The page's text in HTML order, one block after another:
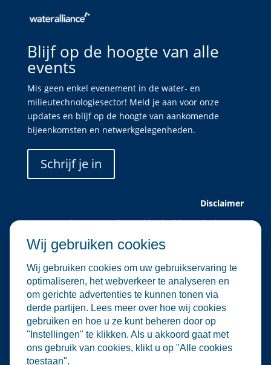
Blijf op de hoogte van alle
events
Mis geen enkel evenement in de water- en
milieutechnologiesector! Meld je aan voor onze
updates en blijf op de hoogte van aankomende
bijeenkomsten en netwerkgelegenheden.
Schrijf je in
Disclaimer
Deze website is uitsluitend bedoeld voor leden van
Water Alliance biedt dit platform aan om relevante
evenementen in de water- en
milieutechnologiesector te verzamelen en onder de
aandacht te brengen. Hoewel wij zorgvuldig omgaan
met de selectie en plaatsing van evenementen, zijn
wij niet verantwoordelijk voor de organisatie of
inhoud van externe evenementen.
De informatie op deze website is informatief van
aard. Er kunnen geen rechten worden ontleend aan
Wij gebruiken cookies
Wij gebruiken cookies om uw gebruikservaring te
optimaliseren, het webverkeer te analyseren en
om gerichte advertenties te kunnen tonen via
derde partijen. Lees meer over hoe wij cookies
gebruiken en hoe u ze kunt beheren door op
"Instellingen" te klikken. Als u akkoord gaat met
ons gebruik van cookies, klikt u op "Alle cookies
toestaan".